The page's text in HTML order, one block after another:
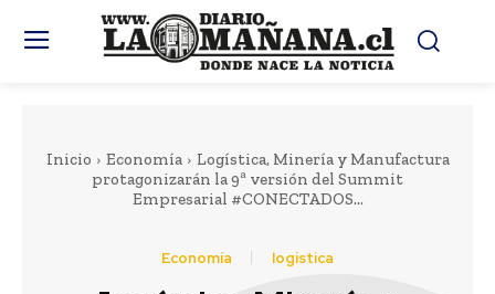
Inicio Economía
Logística, Minería y Manufactura
protagonizarán la 9ª versión del Summit
Empresarial #CONECTADOS...
Economía logistica